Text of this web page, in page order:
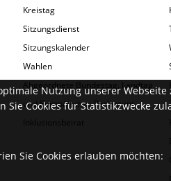
Kreistag
Sitzungsdienst
Sitzungskalender
Wahlen
Abgeordnete Bundestag, Landtag
und Europäisches Parlament
Inklusionsbeirat
Nutzung unserer
Sie Cookies für Statistikzwecke
Sie Cookies erlauben möchten: